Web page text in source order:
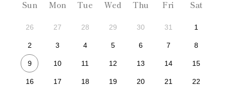
Sun Mon Tue Wed Thu Fri Sat
26 27 28 29 30 31 1
2 3 4 5 6 7 8
9 10 11 12 13 14 15
16 17 18 19 20 21 22